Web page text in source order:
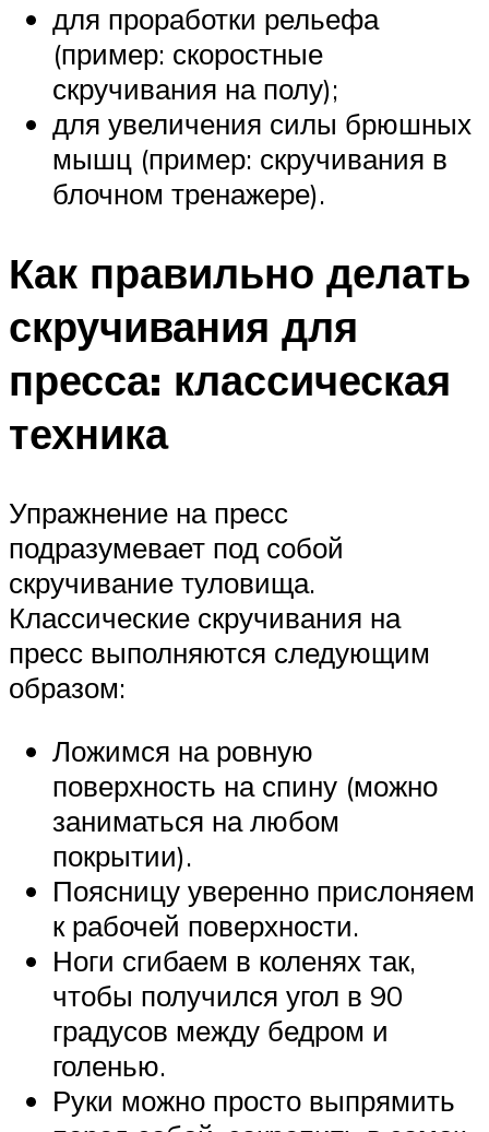
для проработки рельефа
(пример: скоростные
скручивания на полу);
для увеличения силы брюшных
мышц (пример: скручивания в
блочном тренажере).
Как правильно делать
скручивания для
пресса: классическая
техника
Упражнение на пресс
подразумевает под собой
скручивание туловища.
Классические скручивания на
пресс выполняются следующим
образом:
Ложимся на ровную
поверхность на спину (можно
заниматься на любом
покрытии).
Поясницу уверенно прислоняем
к рабочей поверхности.
Ноги сгибаем в коленях так,
чтобы получился угол в 90
градусов между бедром и
голенью.
Руки можно просто выпрямить